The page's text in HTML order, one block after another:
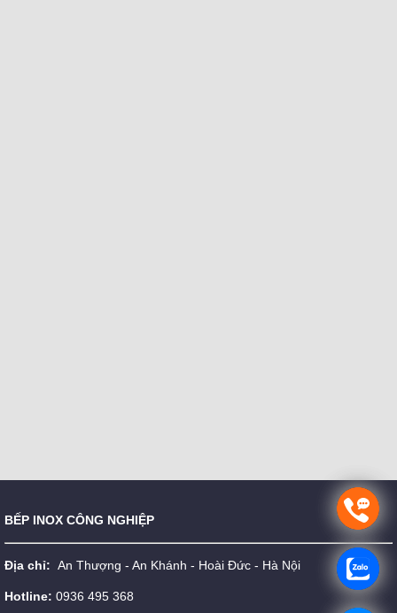
BẾP INOX CÔNG NGHIỆP
Địa chỉ: An Thượng - An Khánh - Hoài Đức - Hà Nội
Hotline: 0936 495 368